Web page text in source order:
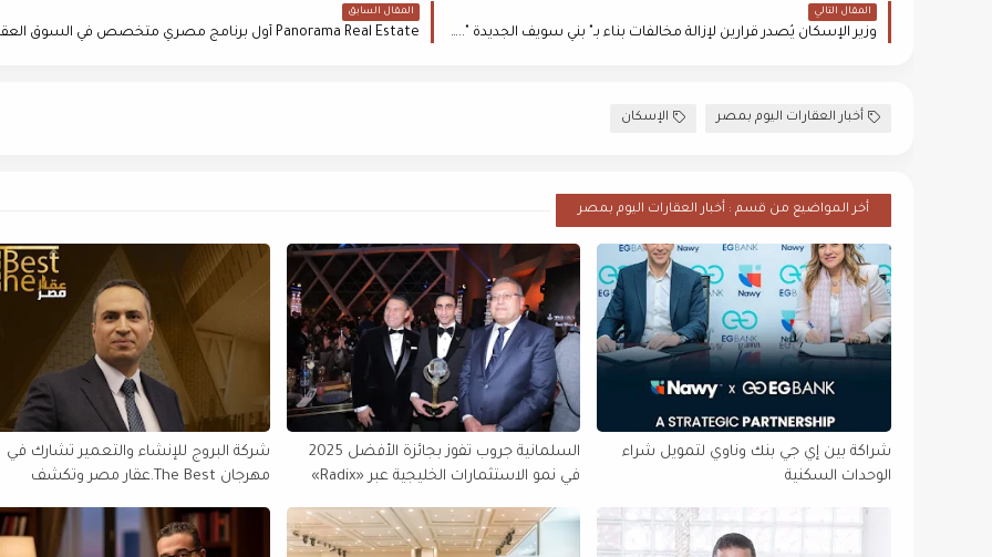
المقال التالي
وزير الإسكان يُصدر قرارين لإزالة مخالفات بناء بـ" بني سويف الجديدة "..وحملات بـ 6 أكتوبر والشروق والنوبارية ودمياط الجديدة
المقال السابق
أخبار العقارات اليوم بمصر الإسكان
أخر المواضيع من قسم : أخبار العقارات اليوم بمصر
شراكة بين إي جي بنك وناوي لتمويل شراء
الوحدات السكنية
السلمانية جروب تفوز بجائزة الأفضل 2025
في نمو الاستثمارات الخليجية عبر «Radix»
شركة البروج للإنشاء والتعمير تشارك في
مهرجان The Best.عقار مصر وتكشف